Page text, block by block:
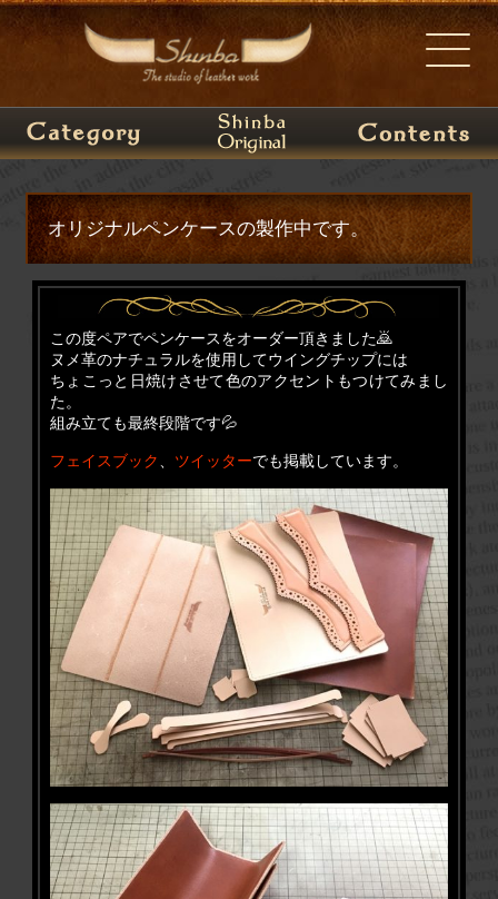
オリジナルペンケースの製作中です。
この度ペアでペンケースをオーダー頂きました🙇
ヌメ革のナチュラルを使用してウイングチップには
ちょこっと日焼けさせて色のアクセントもつけてみまし
た。
組み立ても最終段階です💦
フェイスブック、 ツイッターでも掲載しています。